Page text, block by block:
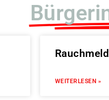
WEITERLESEN »